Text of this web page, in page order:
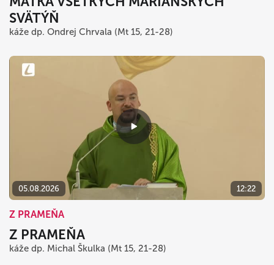
SVÄTÝŇ
káže dp. Ondrej Chrvala (Mt 15, 21-28)
05.08.2026 12:22
Z PRAMEŇA
Z PRAMEŇA
káže dp. Michal Škulka (Mt 15, 21-28)